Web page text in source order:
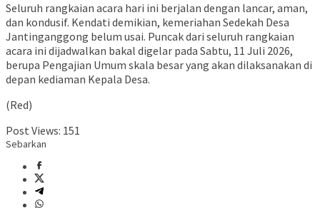
​Seluruh rangkaian acara hari ini berjalan dengan lancar, aman,
dan kondusif. Kendati demikian, kemeriahan Sedekah Desa
Jantinganggong belum usai. Puncak dari seluruh rangkaian
acara ini dijadwalkan bakal digelar pada Sabtu, 11 Juli 2026,
berupa Pengajian Umum skala besar yang akan dilaksanakan di
depan kediaman Kepala Desa.
(Red)
Post Views: 151
Sebarkan